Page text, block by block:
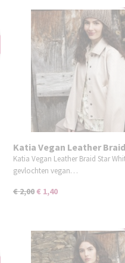
Katia Vegan Leather
White (creme)
Katia Vegan Leather Braid Star
gevlochten vegan…
€ 2,00€ 1,40